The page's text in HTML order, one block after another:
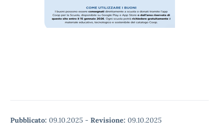
Pubblicato: 09.10.2025 - Revisione: 09.10.2025